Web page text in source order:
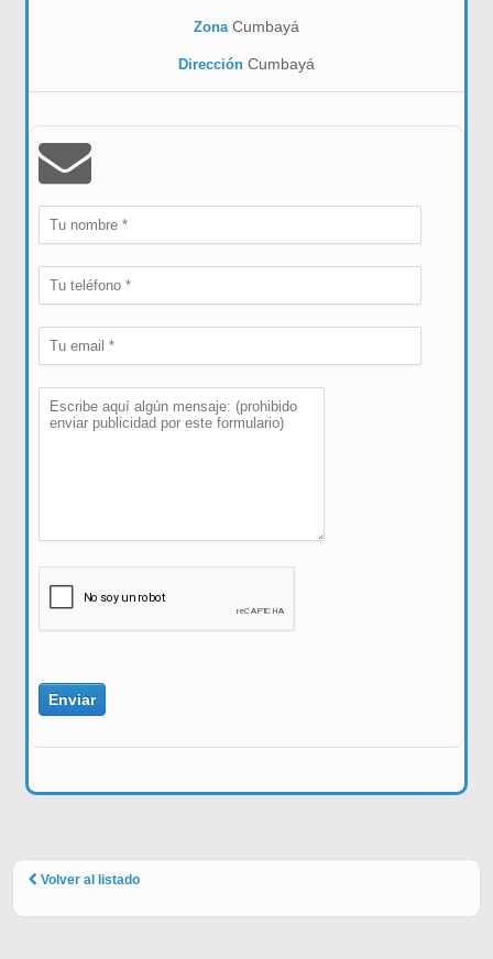
Zona Cumbayá
Dirección Cumbayá
Volver al listado